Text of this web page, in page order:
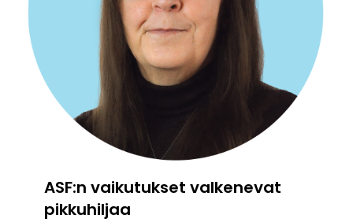
ASF:n vaikutukset valkenevat
pikkuhiljaa